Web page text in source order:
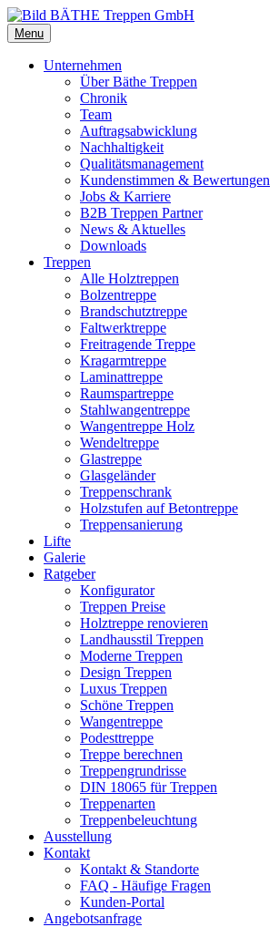
Menu
Unternehmen
Über Bäthe Treppen
Chronik
Team
Auftragsabwicklung
Nachhaltigkeit
Qualitätsmanagement
Kundenstimmen & Bewertungen
Jobs & Karriere
B2B Treppen Partner
News & Aktuelles
Downloads
Treppen
Alle Holztreppen
Bolzentreppe
Brandschutztreppe
Faltwerktreppe
Freitragende Treppe
Kragarmtreppe
Laminattreppe
Raumspartreppe
Stahlwangentreppe
Wangentreppe Holz
Wendeltreppe
Glastreppe
Glasgeländer
Treppenschrank
Holzstufen auf Betontreppe
Treppensanierung
Lifte
Galerie
Ratgeber
Konfigurator
Treppen Preise
Holztreppe renovieren
Landhausstil Treppen
Moderne Treppen
Design Treppen
Luxus Treppen
Schöne Treppen
Wangentreppe
Podesttreppe
Treppe berechnen
Treppengrundrisse
DIN 18065 für Treppen
Treppenarten
Treppenbeleuchtung
Ausstellung
Kontakt
Kontakt & Standorte
FAQ - Häufige Fragen
Kunden-Portal
Angebotsanfrage